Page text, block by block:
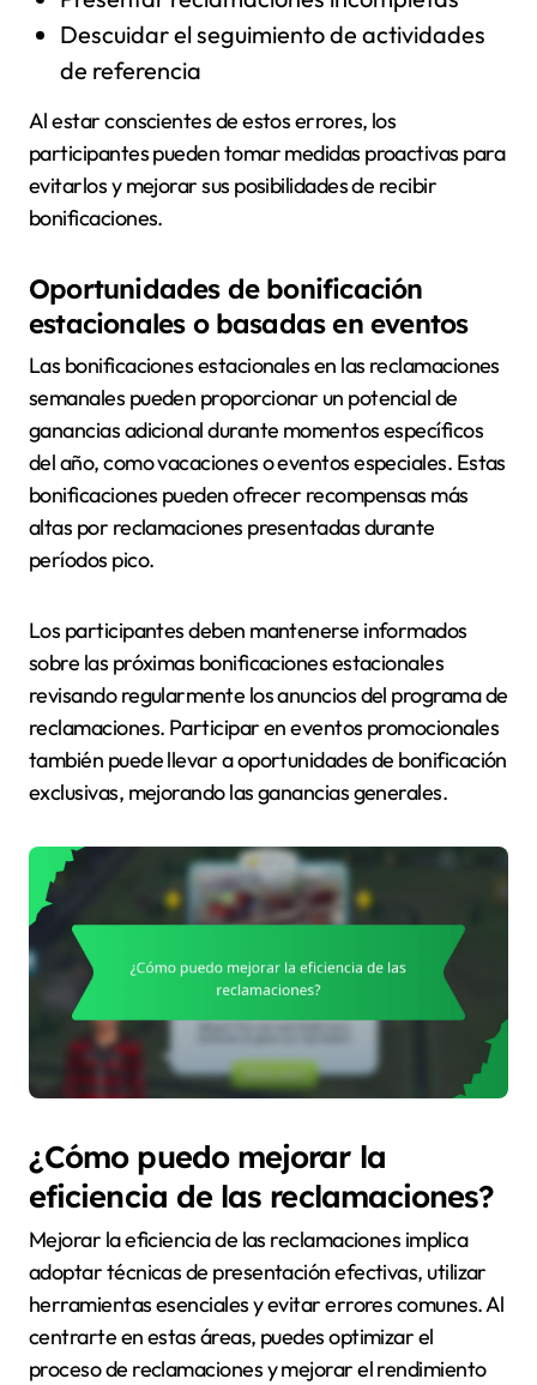
Descuidar el seguimiento de actividades
de referencia
Al estar conscientes de estos errores, los
participantes pueden tomar medidas proactivas para
evitarlos y mejorar sus posibilidades de recibir
bonificaciones.
Oportunidades de bonificación
estacionales o basadas en eventos
Las bonificaciones estacionales en las reclamaciones
semanales pueden proporcionar un potencial de
ganancias adicional durante momentos específicos
del año, como vacaciones o eventos especiales. Estas
bonificaciones pueden ofrecer recompensas más
altas por reclamaciones presentadas durante
períodos pico.
Los participantes deben mantenerse informados
sobre las próximas bonificaciones estacionales
revisando regularmente los anuncios del programa de
reclamaciones. Participar en eventos promocionales
también puede llevar a oportunidades de bonificación
exclusivas, mejorando las ganancias generales.
¿Cómo puedo mejorar la
eficiencia de las reclamaciones?
Mejorar la eficiencia de las reclamaciones implica
adoptar técnicas de presentación efectivas, utilizar
herramientas esenciales y evitar errores comunes. Al
centrarte en estas áreas, puedes optimizar el
proceso de reclamaciones y mejorar el rendimiento